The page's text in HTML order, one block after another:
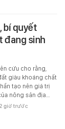
bí quyết
đang sinh
cứu cho rằng,
giàu khoáng chất
tạo nên giá trị
nông sản địa…
2 giờ trước